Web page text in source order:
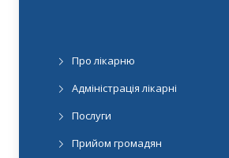
Про лікарню
Адміністрація лікарні
Послуги
Прийом громадян